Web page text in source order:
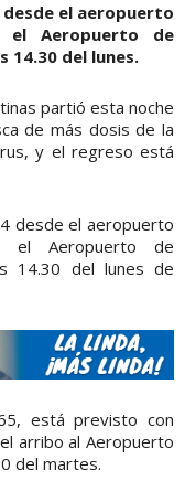
desde el aeropuerto
el Aeropuerto de
14.30 del lunes.
partió esta noche
de más dosis de la
y el regreso está
desde el aeropuerto
Aeropuerto de
14.30 del lunes de
está previsto con
arribo al Aeropuerto
del martes.